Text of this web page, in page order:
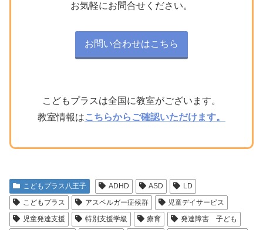
お気軽にお問合せください。
お問い合わせはこちら
こどもプラスは全国に教室がございます。
教室情報はこちらからご確認いただけます。
こどもプラス八王子 ADHD ASD
LD
こどもプラス
アスペルガー症候群
児童デイサービス
児童発達支援
特別支援学級 療育
発達障害 子ども